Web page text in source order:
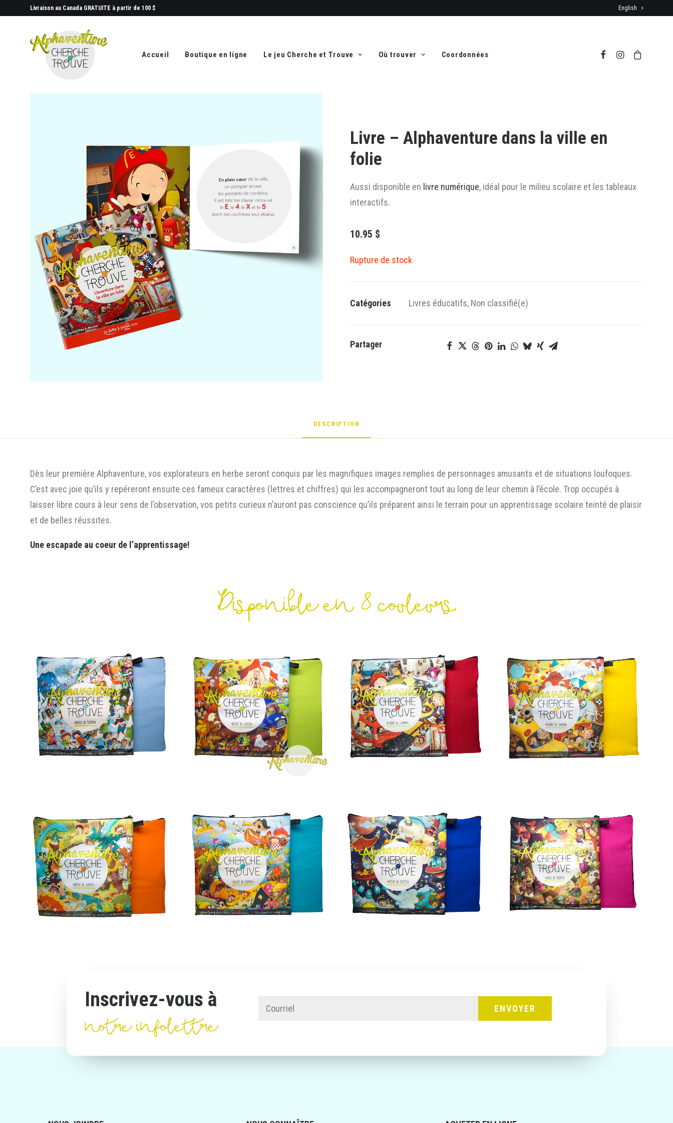
Livraison au Canada GRATUITE à partir de 100 $ English
Accueil Boutique en ligne Le jeu Cherche et Trouve Où trouver Coordonnées
Livre – Alphaventure dans la ville en
folie
10.95 $
Aussi disponible en livre numérique, idéal pour le milieu scolaire et les tableaux
interactifs.
Rupture de stock
Catégories Livres éducatifs, Non classifié(e)
Partager
DESCRIPTION
Dès leur première Alphaventure, vos explorateurs en herbe seront conquis par les magnifiques images remplies de personnages amusants et de situations loufoques.
C’est avec joie qu’ils y repéreront ensuite ces fameux caractères (lettres et chiffres) qui les accompagneront tout au long de leur chemin à l’école. Trop occupés à
laisser libre cours à leur sens de l’observation, vos petits curieux n’auront pas conscience qu’ils préparent ainsi le terrain pour un apprentissage scolaire teinté de plaisir
et de belles réussites.
Une escapade au coeur de l’apprentissage!
Disponible en 8 couleurs
Inscrivez-vous à
notre infolettre